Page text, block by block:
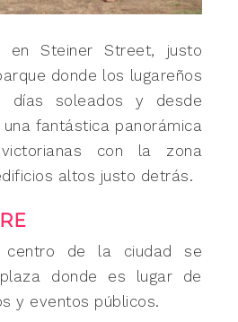
en Steiner Street, justo
donde los lugareños
días soleados y desde
fantástica panorámica
con la zona
altos justo detrás.
centro de la ciudad se
donde es lugar de
y eventos públicos.